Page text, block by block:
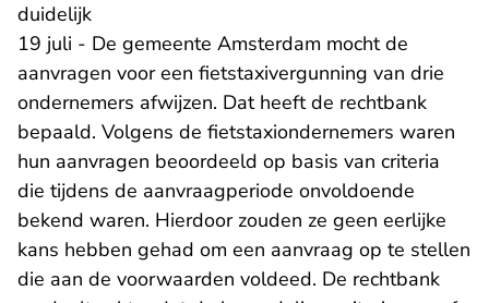
duidelijk
19 juli - De gemeente Amsterdam mocht de
aanvragen voor een fietstaxivergunning van drie
ondernemers afwijzen. Dat heeft de rechtbank
bepaald. Volgens de fietstaxiondernemers waren
hun aanvragen beoordeeld op basis van criteria
die tijdens de aanvraagperiode onvoldoende
bekend waren. Hierdoor zouden ze geen eerlijke
kans hebben gehad om een aanvraag op te stellen
die aan de voorwaarden voldeed. De rechtbank